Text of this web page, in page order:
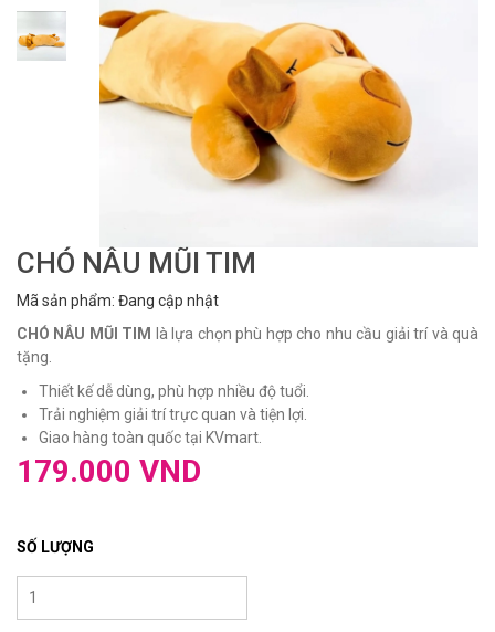
CHÓ NÂU MŨI TIM
Mã sản phẩm: Đang cập nhật
CHÓ NÂU MŨI TIM
là lựa chọn phù hợp cho nhu cầu giải trí và quà
tặng.
Thiết kế dễ dùng, phù hợp nhiều độ tuổi.
Trải nghiệm giải trí trực quan và tiện lợi.
Giao hàng toàn quốc tại KVmart.
179.000 VND
SỐ LƯỢNG